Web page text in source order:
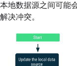
地数据源之间可能
决冲突。